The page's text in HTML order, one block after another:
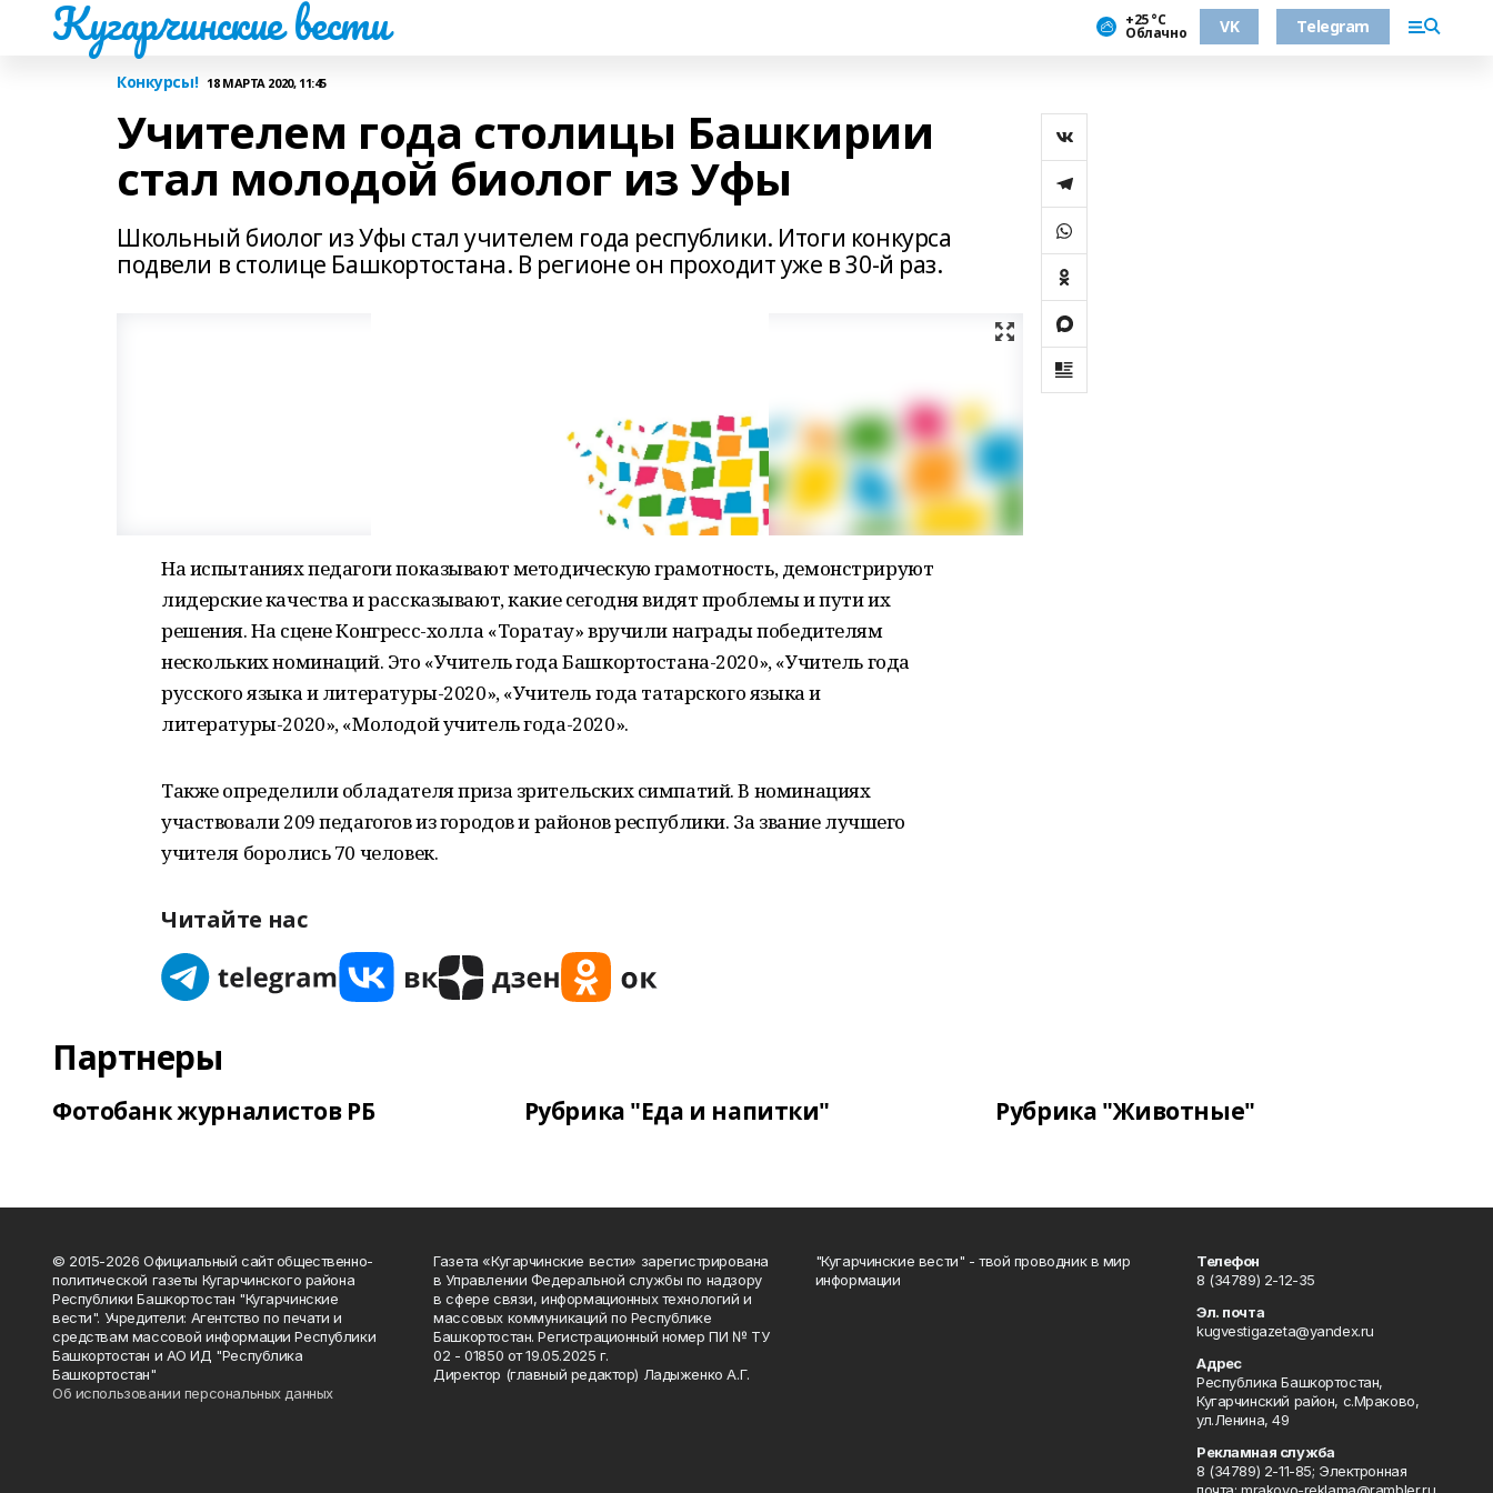
Кугарчинские вести +25 °С
Облачно VK Telegram
Конкурсы! 18 МАРТА 2020, 11:45
Учителем года столицы Башкирии
стал молодой биолог из Уфы
Школьный биолог из Уфы стал учителем года республики. Итоги конкурса
подвели в столице Башкортостана. В регионе он проходит уже в 30-й раз.
На испытаниях педагоги показывают методическую грамотность, демонстрируют
лидерские качества и рассказывают, какие сегодня видят проблемы и пути их
решения. На сцене Конгресс-холла «Торатау» вручили награды победителям
нескольких номинаций. Это «Учитель года Башкортостана-2020», «Учитель года
русского языка и литературы-2020», «Учитель года татарского языка и
литературы-2020», «Молодой учитель года-2020».
Также определили обладателя приза зрительских симпатий. В номинациях
участвовали 209 педагогов из городов и районов республики. За звание лучшего
учителя боролись 70 человек.
Читайте нас
Партнеры
Фотобанк журналистов РБ Рубрика "Еда и напитки" Рубрика "Животные"
© 2015-2026 Официальный сайт общественно-
политической газеты Кугарчинского района
Республики Башкортостан "Кугарчинские
вести". Учредители: Агентство по печати и
средствам массовой информации Республики
Башкортостан и АО ИД "Республика
Башкортостан"
Об использовании персональных данных
Газета «Кугарчинские вести» зарегистрирована
в Управлении Федеральной службы по надзору
в сфере связи, информационных технологий и
массовых коммуникаций по Республике
Башкортостан. Регистрационный номер ПИ № ТУ
02 - 01850 от 19.05.2025 г.
Директор (главный редактор) Ладыженко А.Г.
"Кугарчинские вести" - твой проводник в мир
информации
Телефон
8 (34789) 2-12-35
Эл. почта
kugvestigazeta@yandex.ru
Адрес
Республика Башкортостан,
Кугарчинский район, с.Мраково,
ул.Ленина, 49
Рекламная служба
8 (34789) 2-11-85; Электронная